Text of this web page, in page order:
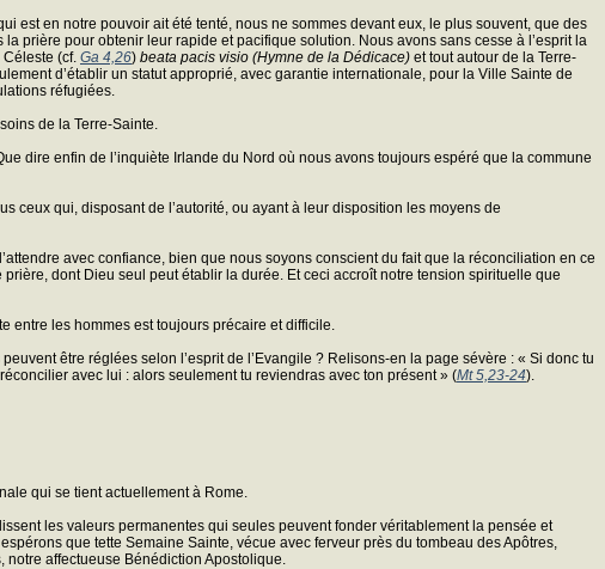
est en notre pouvoir ait été tenté, nous ne sommes devant eux, le plus souvent, que des
prière pour obtenir leur rapide et pacifique solution. Nous avons sans cesse à l’esprit la
(cf. Ga 4,26) beata pacis visio (Hymne de la Dédicace) et tout autour de la Terre-
d’établir un statut approprié, avec garantie internationale, pour la Ville Sainte de
réfugiées.
de la Terre-Sainte.
dire enfin de l’inquiète Irlande du Nord où nous avons toujours espéré que la commune
ceux qui, disposant de l’autorité, ou ayant à leur disposition les moyens de
avec confiance, bien que nous soyons conscient du fait que la réconciliation en ce
dont Dieu seul peut établir la durée. Et ceci accroît notre tension spirituelle que
entre les hommes est toujours précaire et difficile.
être réglées selon l’esprit de l’Evangile ? Relisons-en la page sévère : « Si donc tu
avec lui : alors seulement tu reviendras avec ton présent » (Mt 5,23-24).
qui se tient actuellement à Rome.
les valeurs permanentes qui seules peuvent fonder véritablement la pensée et
que tette Semaine Sainte, vécue avec ferveur près du tombeau des Apôtres,
affectueuse Bénédiction Apostolique.